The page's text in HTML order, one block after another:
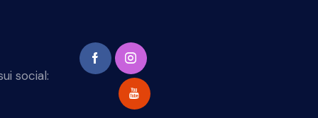
social: